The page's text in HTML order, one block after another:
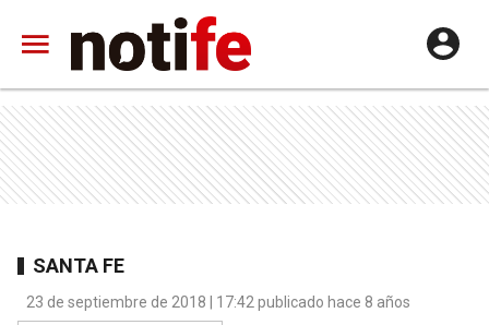
SANTA FE
23 de septiembre de 2018 | 17:42 publicado hace 8 años